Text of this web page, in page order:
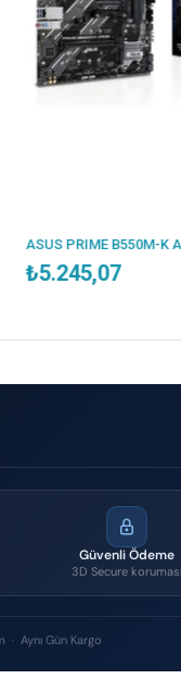
ASUS PRIME B550M-K ARGB DDR4 5100MHZ 1XHDMI 1XDP 2XM.2 USB 3.2 MATX AM4 (AMD AM4 5000/4000G/3000 SERİLERİ İLE UYUMLU)
Güvenli Ödeme
3D Secure koruması
· Aynı Gün Kargo